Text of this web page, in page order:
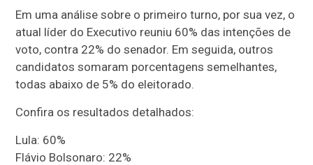
Em uma análise sobre o primeiro turno, por sua vez, o
atual líder do Executivo reuniu 60% das intenções de
voto, contra 22% do senador. Em seguida, outros
candidatos somaram porcentagens semelhantes,
todas abaixo de 5% do eleitorado.
Confira os resultados detalhados:
Lula: 60%
Flávio Bolsonaro: 22%